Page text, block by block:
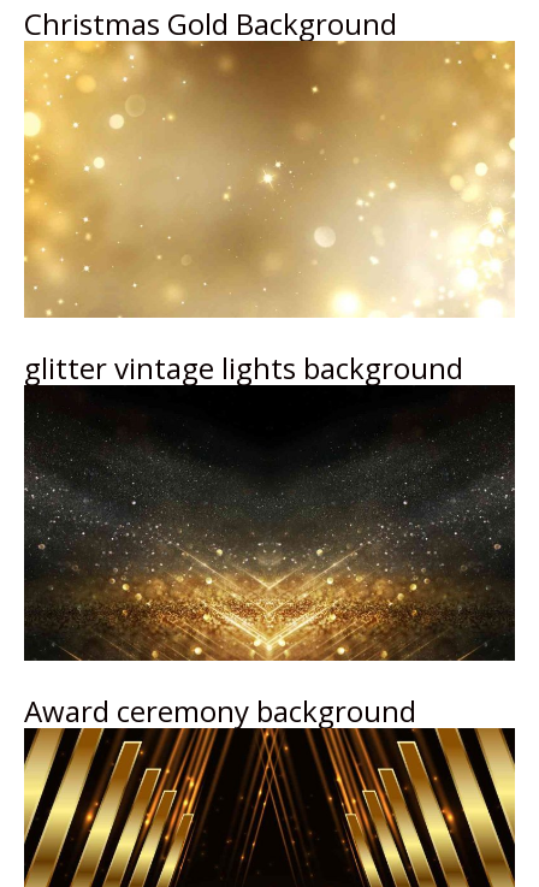
Christmas Gold Background
glitter vintage lights background
Award ceremony background